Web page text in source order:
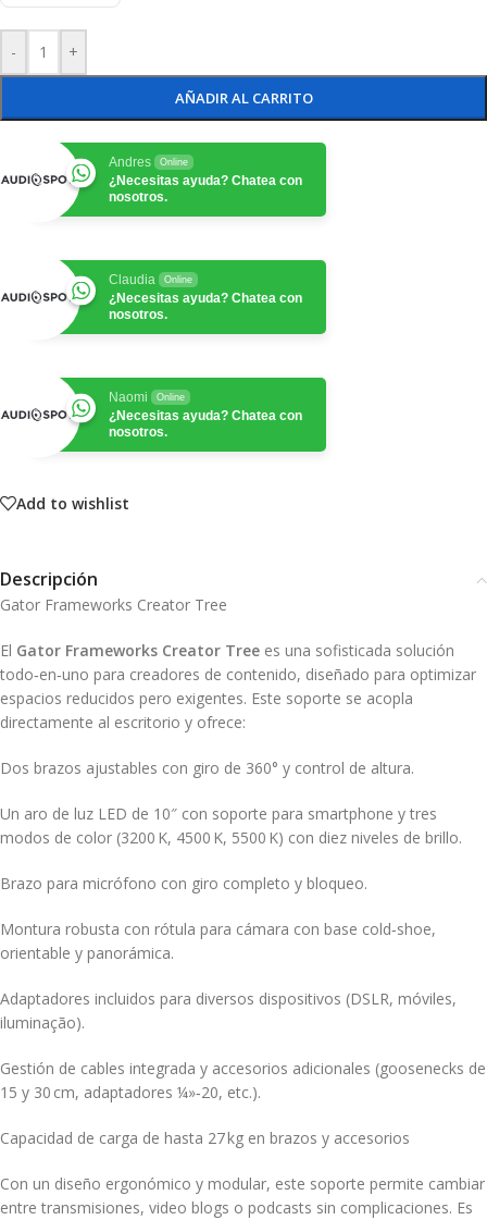
- +
AÑADIR AL CARRITO
Andres Online
¿Necesitas ayuda? Chatea con
nosotros.
Claudia Online
¿Necesitas ayuda? Chatea con
nosotros.
Naomi Online
¿Necesitas ayuda? Chatea con
nosotros.
Add to wishlist
Descripción
Gator Frameworks Creator Tree
El Gator Frameworks Creator Tree es una sofisticada solución
todo‑en‑uno para creadores de contenido, diseñado para optimizar
espacios reducidos pero exigentes. Este soporte se acopla
directamente al escritorio y ofrece:
Dos brazos ajustables con giro de 360° y control de altura.
Un aro de luz LED de 10″ con soporte para smartphone y tres
modos de color (3200 K, 4500 K, 5500 K) con diez niveles de brillo.
Brazo para micrófono con giro completo y bloqueo.
Montura robusta con rótula para cámara con base cold‑shoe,
orientable y panorámica.
Adaptadores incluidos para diversos dispositivos (DSLR, móviles,
iluminação).
Gestión de cables integrada y accesorios adicionales (goosenecks de
15 y 30 cm, adaptadores ¼»‑20, etc.).
Capacidad de carga de hasta 27 kg en brazos y accesorios
Con un diseño ergonómico y modular, este soporte permite cambiar
entre transmisiones, video blogs o podcasts sin complicaciones. Es